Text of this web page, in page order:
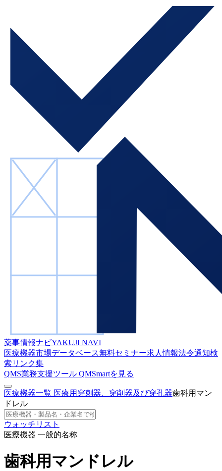
薬事情報ナビYAKUJI NAVI
医療機器市場データベース無料セミナー求人情報法令通知検
索 リンク集
QMS業務支援ツール QMSmartを見る
医療機器一覧 医療用穿刺器、穿削器及び穿孔器歯科用マン
ドレル
ウォッチリスト
医療機器 一般的名称
歯科用マンドレル